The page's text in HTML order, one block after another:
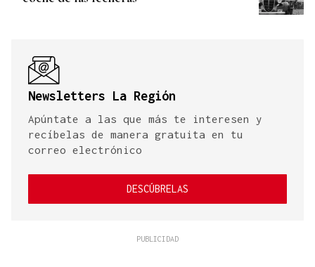
Newsletters La Región
Apúntate a las que más te interesen y
recíbelas de manera gratuita en tu
correo electrónico
DESCÚBRELAS